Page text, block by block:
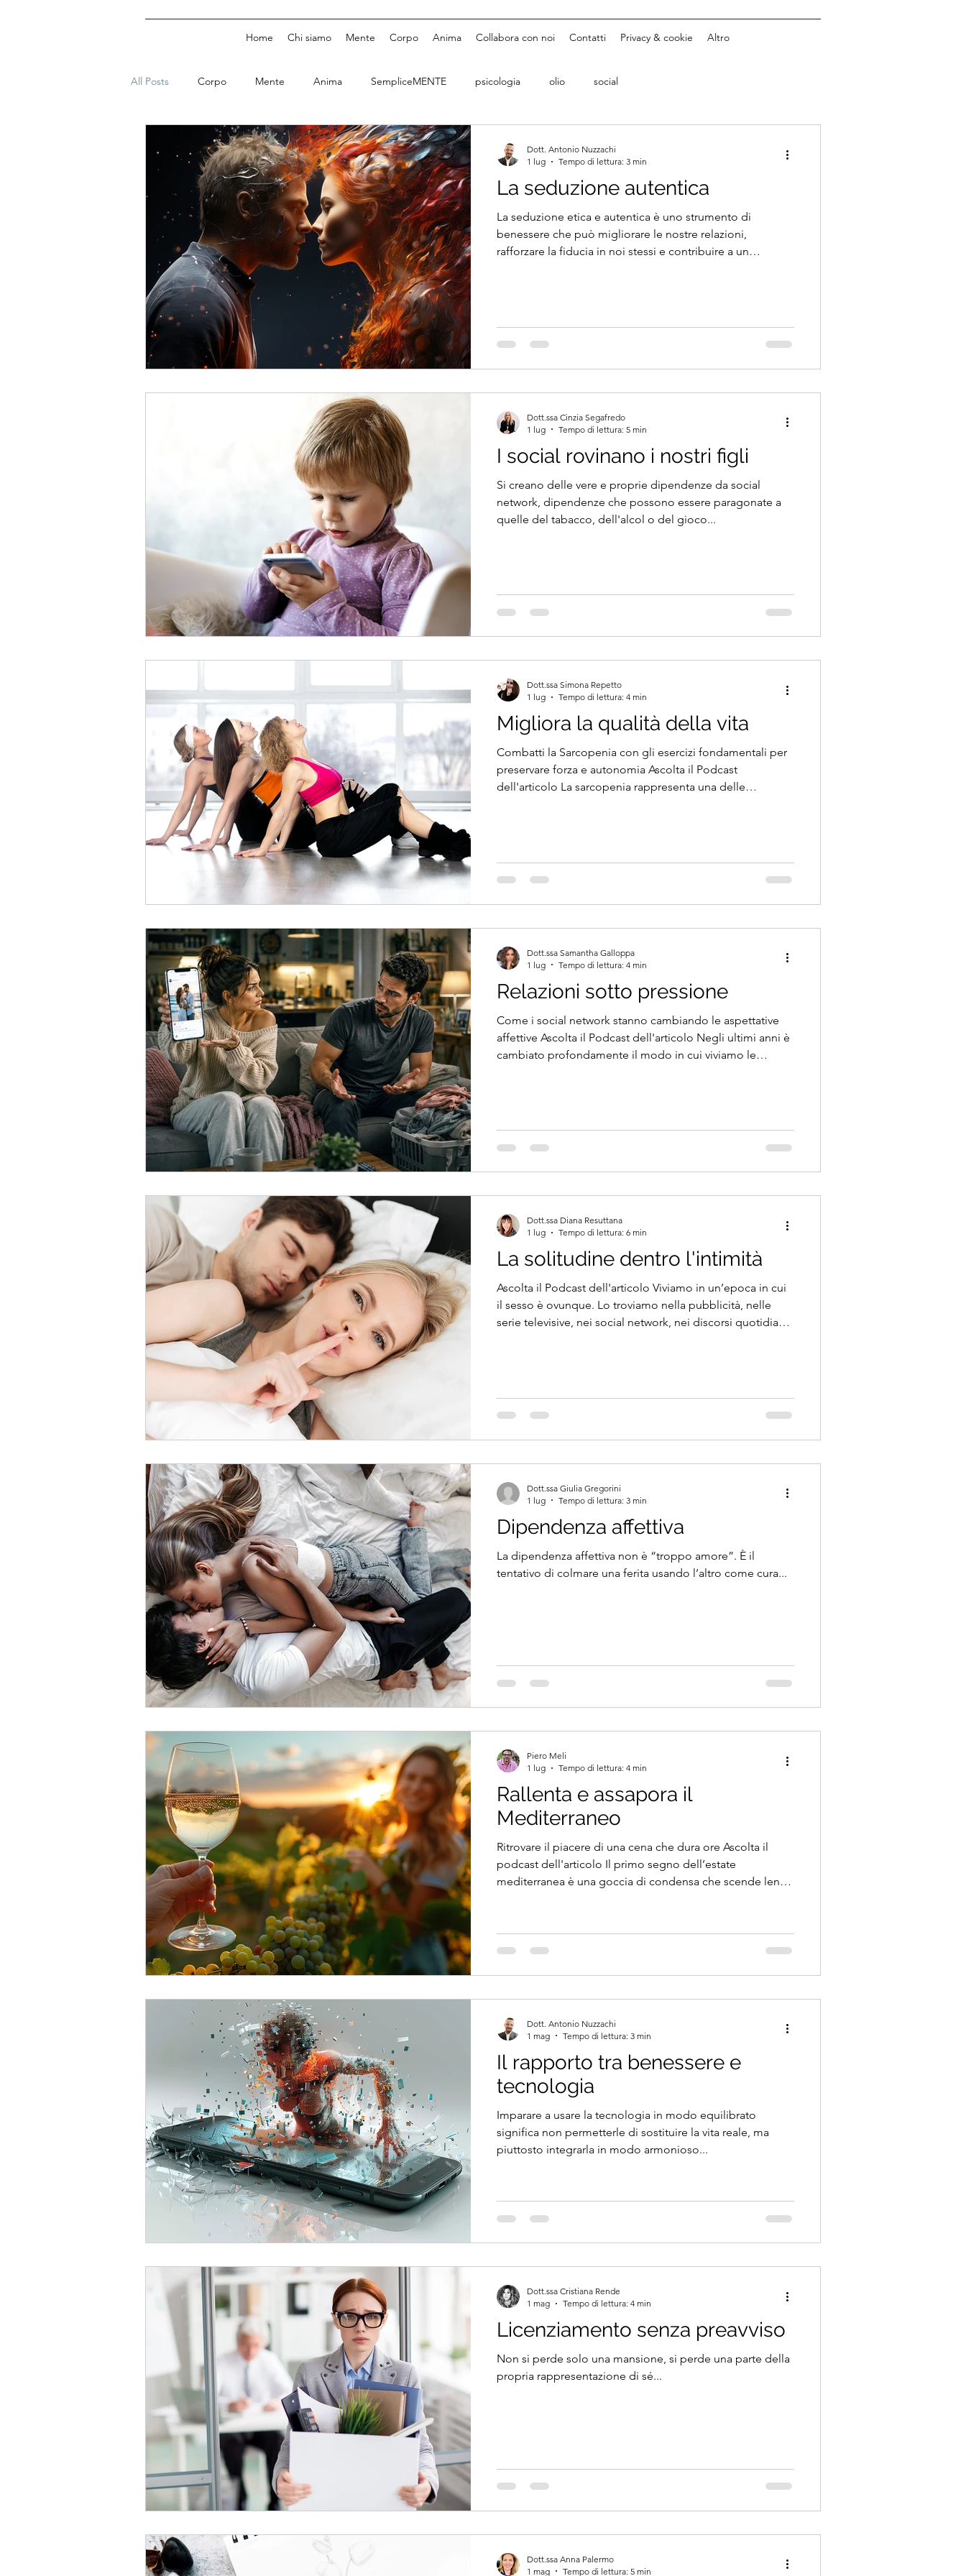
Home Chi siamo Mente Corpo Anima Collabora con noi Contatti Privacy & cookie Altro
All Posts Corpo Mente Anima SempliceMENTE psicologia olio social
La seduzione autentica
La seduzione etica e autentica è uno strumento di
benessere che può migliorare le nostre relazioni,
rafforzare la fiducia in noi stessi e contribuire a un
Dott. Antonio Nuzzachi
1 lug
Tempo di lettura: 3 min
I social rovinano i nostri figli
Si creano delle vere e proprie dipendenze da social
network, dipendenze che possono essere paragonate a
quelle del tabacco, dell'alcol o del gioco...
Dott.ssa Cinzia Segafredo
1 lug
Tempo di lettura: 5 min
Migliora la qualità della vita
Combatti la Sarcopenia con gli esercizi fondamentali per
preservare forza e autonomia Ascolta il Podcast
dell'articolo La sarcopenia rappresenta una delle
comparsa di disabilità. Negli ultimi anni la ricerca
rappresenta
Dott.ssa Simona Repetto
1 lug
Tempo di lettura: 4 min
Relazioni sotto pressione
Come i social network stanno cambiando le aspettative
affettive Ascolta il Podcast dell'articolo Negli ultimi anni è
cambiato profondamente il modo in cui viviamo le
proble
Dott.ssa Samantha Galloppa
1 lug
Tempo di lettura: 4 min
La solitudine dentro l'intimità
Ascolta il Podcast dell'articolo Viviamo in un’epoca in cui
il sesso è ovunque. Lo troviamo nella pubblicità, nelle
serie televisive, nei social network, nei discorsi quotidiani.
e sessualmente attivi. È una contraddizione sempre più
Dott.ssa Diana Resuttana
1 lug
Tempo di lettura: 6 min
Dipendenza affettiva
La dipendenza affettiva non è “troppo amore”. È il
tentativo di colmare una ferita usando l’altro come cura...
Dott.ssa Giulia Gregorini
1 lug
Tempo di lettura: 3 min
Rallenta e assapora il
Mediterraneo
Ritrovare il piacere di una cena che dura ore Ascolta il
podcast dell'articolo Il primo segno dell’estate
mediterranea è una goccia di condensa che scende lenta
il sole si abbassa dietro i tetti assolati del Sud e l’aria
ritrova una cadenza più morbida. Le sedie si spostano
Piero Meli
1 lug
Tempo di lettura: 4 min
Il rapporto tra benessere e
tecnologia
Imparare a usare la tecnologia in modo equilibrato
significa non permetterle di sostituire la vita reale, ma
piuttosto integrarla in modo armonioso...
Dott. Antonio Nuzzachi
1 mag
Tempo di lettura: 3 min
Licenziamento senza preavviso
Non si perde solo una mansione, si perde una parte della
propria rappresentazione di sé...
Dott.ssa Cristiana Rende
1 mag
Tempo di lettura: 4 min
Dott.ssa Anna Palermo
1 mag
Tempo di lettura: 5 min